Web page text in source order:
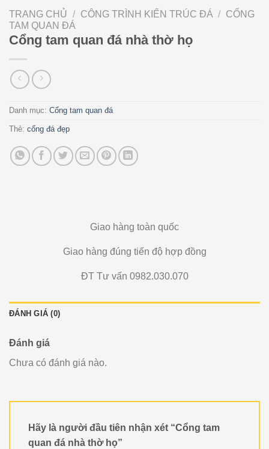
TRANG CHỦ / CÔNG TRÌNH KIẾN TRÚC ĐÁ / CỔNG
TAM QUAN ĐÁ
Cổng tam quan đá nhà thờ họ
Danh mục: Cổng tam quan đá
Thẻ: cổng đá đẹp
Giao hàng toàn quốc
Giao hàng đúng tiến độ hợp đồng
ĐT Tư vấn 0982.030.070
ĐÁNH GIÁ (0)
Đánh giá
Chưa có đánh giá nào.
Hãy là người đầu tiên nhận xét “Cổng tam
quan đá nhà thờ họ”